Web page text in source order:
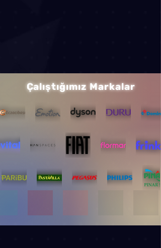
Çalıştığımız Markalar